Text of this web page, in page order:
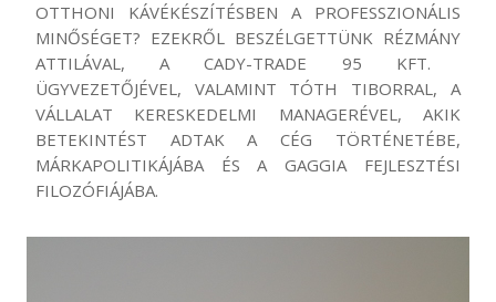
OTTHONI KÁVÉKÉSZÍTÉSBEN A PROFESSZIONÁLIS
MINŐSÉGET? EZEKRŐL BESZÉLGETTÜNK RÉZMÁNY
ATTILÁVAL, ACADY-TRADE 95 KFT.
ÜGYVEZETŐJÉVEL, VALAMINT TÓTH TIBORRAL, A
VÁLLALAT KERESKEDELMI MANAGERÉVEL, AKIK
BETEKINTÉST ADTAK A CÉG TÖRTÉNETÉBE,
MÁRKAPOLITIKÁJÁBA ÉS AGAGGIAFEJLESZTÉSI
FILOZÓFIÁJÁBA.